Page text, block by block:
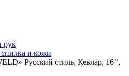
рук
и кожи
Русский стиль, Кевлар, 16’’,